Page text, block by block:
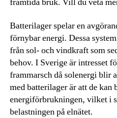
framtida bruk. Vill du veta
Batterilager spelar en
förnybar energi. Dessa
från sol- och vindkraft som
behov. I Sverige är intresset
frammarsch då solenergi blir
med batterilager är att de
energiförbrukningen, vilket i
belastningen på elnätet.